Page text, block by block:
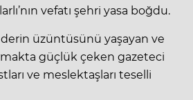
vefatı şehri yasa boğdu.
üzüntüsünü yaşayan ve
güçlük çeken gazeteci
ve meslektaşları teselli